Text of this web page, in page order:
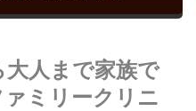
人まで家族で
ミリークリニ